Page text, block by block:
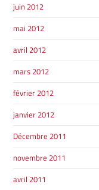
juin 2012
mai 2012
avril 2012
mars 2012
février 2012
janvier 2012
Décembre 2011
novembre 2011
avril 2011